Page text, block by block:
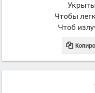
Чтобы
Чтоб
